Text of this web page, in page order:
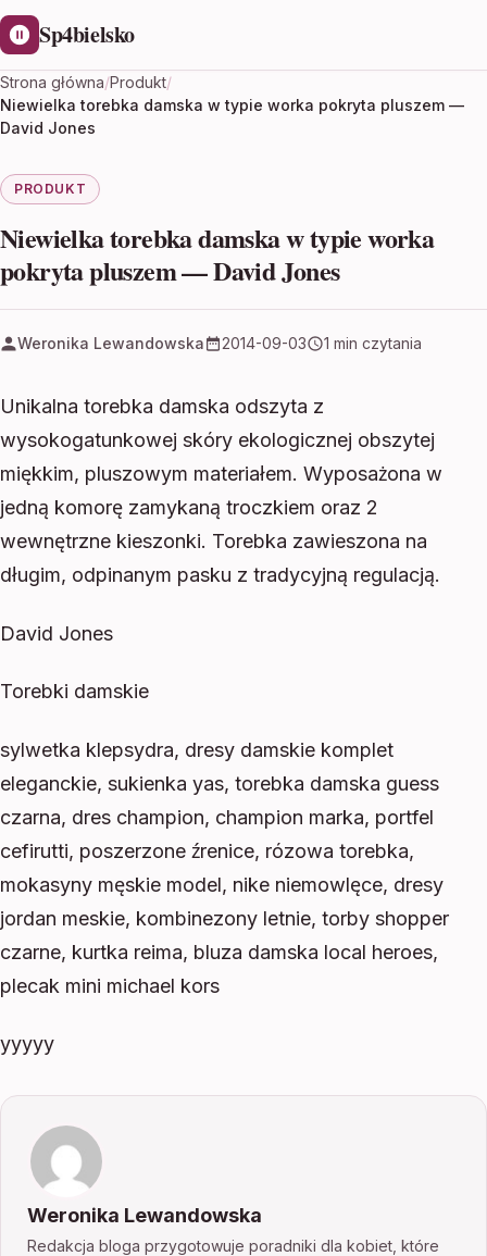
Sp4bielsko
Strona główna/Produkt/
Niewielka torebka damska w typie worka pokryta pluszem —
David Jones
PRODUKT
Niewielka torebka damska w typie worka
pokryta pluszem — David Jones
Weronika Lewandowska 2014-09-03 1 min czytania
Unikalna torebka damska odszyta z
wysokogatunkowej skóry ekologicznej obszytej
miękkim, pluszowym materiałem. Wyposażona w
jedną komorę zamykaną troczkiem oraz 2
wewnętrzne kieszonki. Torebka zawieszona na
długim, odpinanym pasku z tradycyjną regulacją.
David Jones
Torebki damskie
sylwetka klepsydra, dresy damskie komplet
eleganckie, sukienka yas, torebka damska guess
czarna, dres champion, champion marka, portfel
cefirutti, poszerzone źrenice, rózowa torebka,
mokasyny męskie model, nike niemowlęce, dresy
jordan meskie, kombinezony letnie, torby shopper
czarne, kurtka reima, bluza damska local heroes,
plecak mini michael kors
yyyyy
Weronika Lewandowska
Redakcja bloga przygotowuje poradniki dla kobiet, które